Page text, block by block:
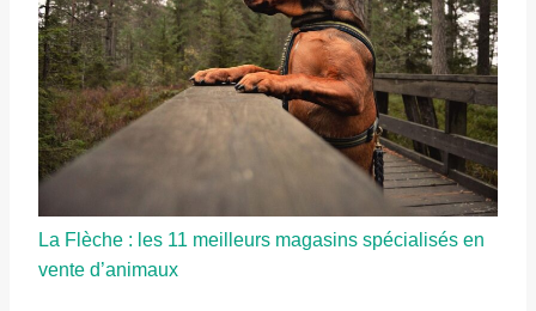
La Flèche : les 11 meilleurs magasins spécialisés en
vente d’animaux